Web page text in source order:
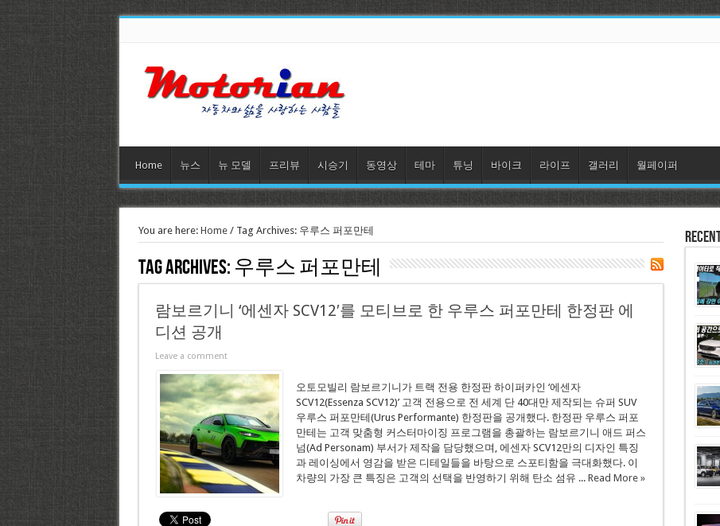
Home 뉴스 뉴 모델 프리뷰 시승기 동영상 테마 튜닝 바이크 라이프 갤러리 월페이퍼
You are here: Home/ Tag Archives: 우루스 퍼포만테
Tag Archives: 우루스 퍼포만테
람보르기니 ‘에센자 SCV12′를 모티브로 한 우루스 퍼포만테 한정판 에
디션 공개
Leave a comment
오토모빌리 람보르기니가 트랙 전용 한정판 하이퍼카인 ‘에센자
SCV12(Essenza SCV12)’ 고객 전용으로 전 세계 단 40대만 제작되는 슈퍼 SUV
우루스 퍼포만테(Urus Performante) 한정판을 공개했다. 한정판 우루스 퍼포
만테는 고객 맞춤형 커스터마이징 프로그램을 총괄하는 람보르기니 애드 퍼스
넘(Ad Personam) 부서가 제작을 담당했으며, 에센자 SCV12만의 디자인 특징
과 레이싱에서 영감을 받은 디테일들을 바탕으로 스포티함을 극대화했다. 이
차량의 가장 큰 특징은 고객의 선택을 반영하기 위해 탄소 섬유 ... Read More »